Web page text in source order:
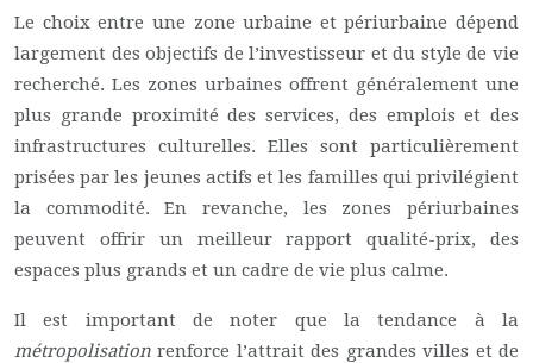
Le choix entre une zone urbaine et périurbaine dépend
largement des objectifs de l’investisseur et du style de vie
recherché. Les zones urbaines offrent généralement une
plus grande proximité des services, des emplois et des
infrastructures culturelles. Elles sont particulièrement
prisées par les jeunes actifs et les familles qui privilégient
la commodité. En revanche, les zones périurbaines
peuvent offrir un meilleur rapport qualité-prix, des
espaces plus grands et un cadre de vie plus calme.
Il est important de noter que la tendance à la
métropolisationrenforce l’attrait des grandes villes et de